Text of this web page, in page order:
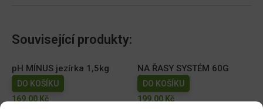
Související produkty:
pH MÍNUS jezírka 1,5kg
DO KOŠÍKU
169.00 Kč
NA ŘASY SYSTÉM 60G
DO KOŠÍKU
199.00 Kč